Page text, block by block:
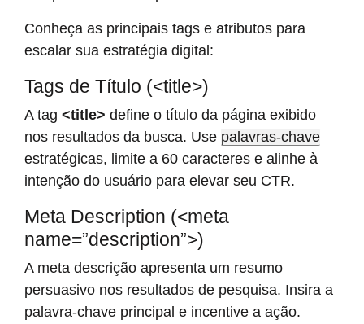
Conheça as principais tags e atributos para
escalar sua estratégia digital:
Tags de Título (<title>)
A tag <title> define o título da página exibido
nos resultados da busca. Use palavras-chave
estratégicas, limite a 60 caracteres e alinhe à
intenção do usuário para elevar seu CTR.
Meta Description (<meta
name=”description”>)
A meta descrição apresenta um resumo
persuasivo nos resultados de pesquisa. Insira a
palavra-chave principal e incentive a ação.